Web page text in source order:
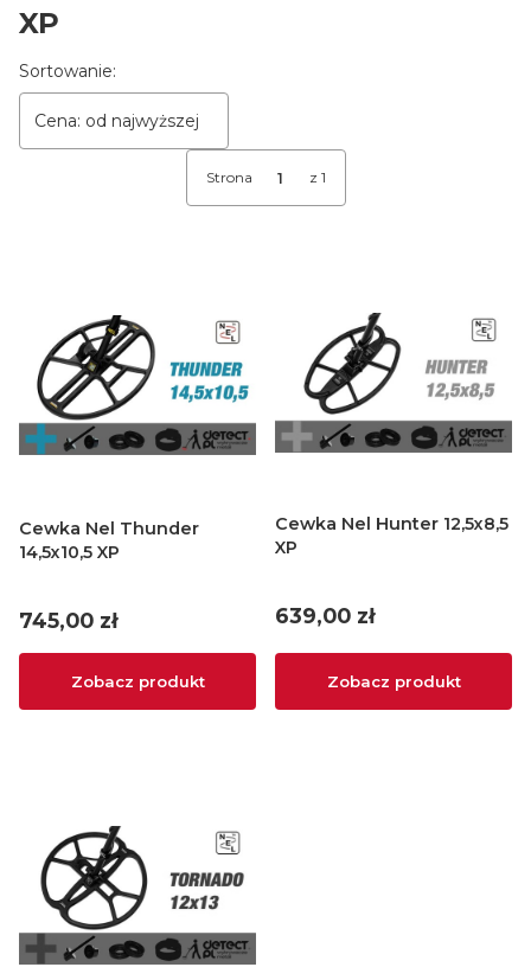
XP
Lista produktów
Sortowanie:
Cena: od najwyższej
Strona z 1
Cewka Nel Thunder
14,5x10,5 XP
Cena
745,00 zł
Zobacz produkt
Cewka Nel Hunter 12,5x8,5
XP
Cena
639,00 zł
Zobacz produkt